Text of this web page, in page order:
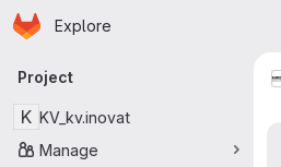
Skip to main content
Homepage
Explore
Primary navigation
Project
K KV_kv.inovat
Manage